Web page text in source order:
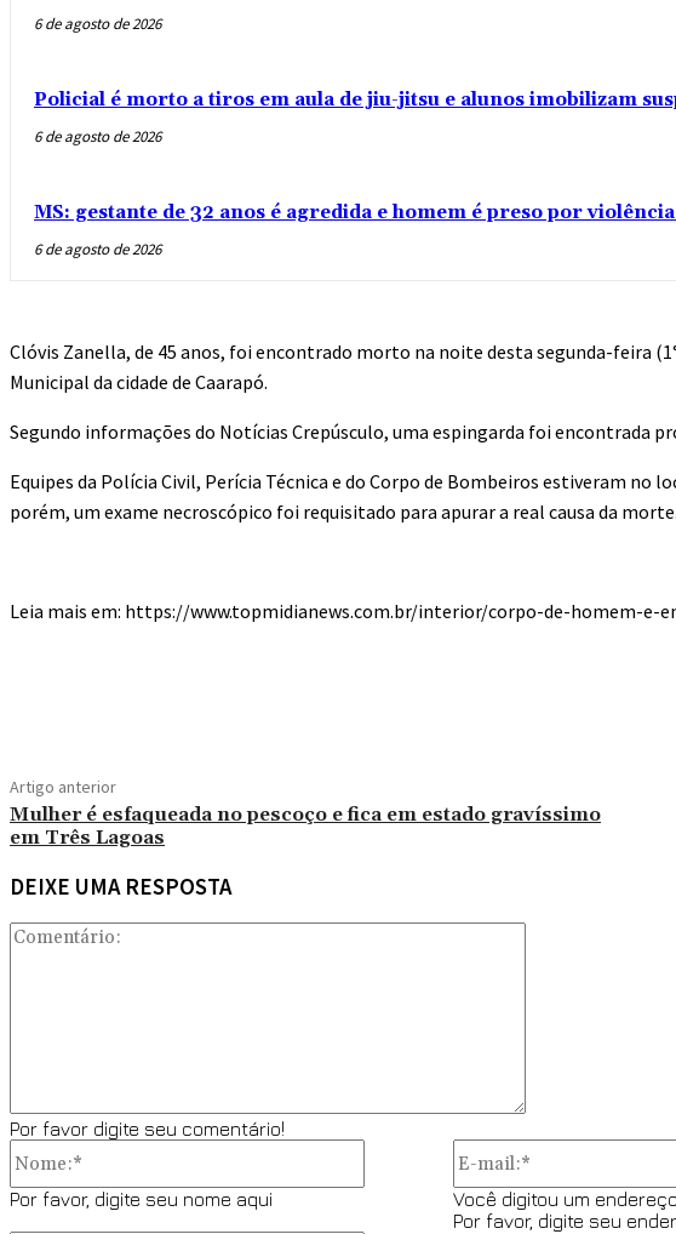
6 de agosto de 2026
Policial é morto a tiros em aula de jiu-jitsu e alunos imobilizam
6 de agosto de 2026
MS: gestante de 32 anos é agredida e homem é preso por
6 de agosto de 2026
Clóvis Zanella, de 45 anos, foi encontrado morto na noite desta segunda-feira
Municipal da cidade de Caarapó.
Segundo informações do Notícias Crepúsculo, uma espingarda foi encontrada
Equipes da Polícia Civil, Perícia Técnica e do Corpo de Bombeiros estiveram
porém, um exame necroscópico foi requisitado para apurar a real causa da morte.
Leia mais em: https://www.topmidianews.com.br/interior/corpo-de-homem-
Artigo anterior
Mulher é esfaqueada no pescoço e fica em estado gravíssimo
em Três Lagoas
DEIXE UMA RESPOSTA
Por favor digite seu comentário!
Por favor, digite seu nome aqui
Você digitou um
Por favor, digite seu